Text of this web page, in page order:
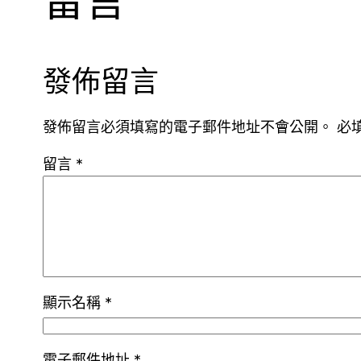
發佈留言
發佈留言必須填寫的電子郵件地址不會公開。 必
留言 *
顯示名稱 *